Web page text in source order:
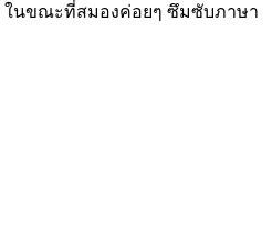
ในขณะที่สมองค่อยๆ ซึมซับภาษา